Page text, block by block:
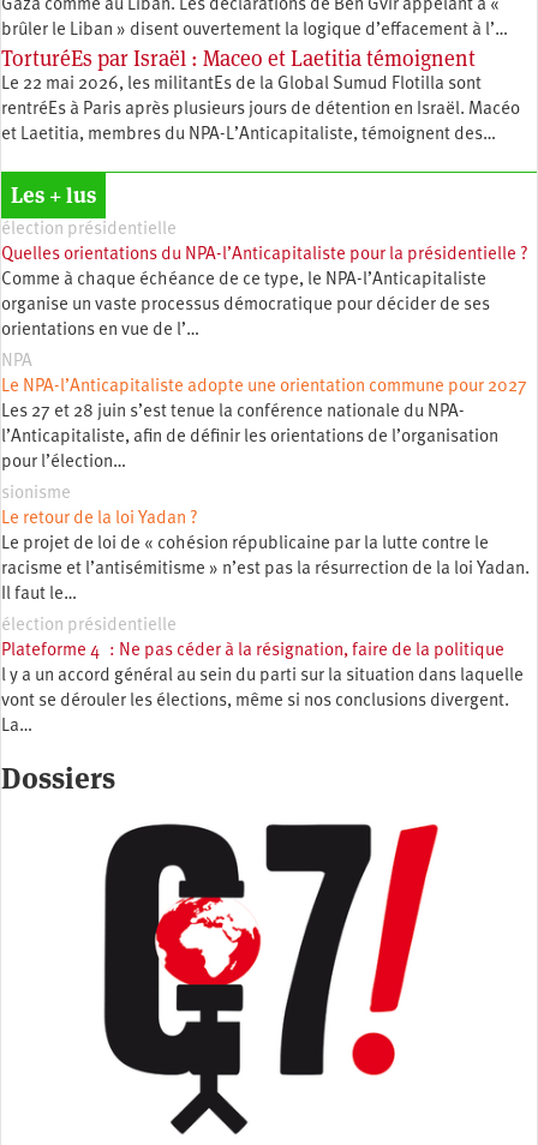
Gaza comme au Liban. Les déclarations de Ben Gvir appelant à «
brûler le Liban » disent ouvertement la logique d’effacement à l’…
TorturéEs par Israël : Maceo et Laetitia témoignent
Le 22 mai 2026, les militantEs de la Global Sumud Flotilla sont
rentréEs à Paris après plusieurs jours de détention en Israël. Macéo
et Laetitia, membres du ‪NPA-L’Anticapitaliste, témoignent des…
Les + lus
élection présidentielle
Quelles orientations du NPA-l’Anticapitaliste pour la présidentielle ?
Comme à chaque échéance de ce type, le NPA-l’Anticapitaliste
organise un vaste processus démocratique pour décider de ses
orientations en vue de l’…
NPA
Le NPA-l’Anticapitaliste adopte une orientation commune pour 2027
Les 27 et 28 juin s’est tenue la conférence nationale du NPA-
l’Anticapitaliste, afin de définir les orientations de l’organisation
pour l’élection…
sionisme
Le retour de la loi Yadan ?
Le projet de loi de « cohésion républicaine par la lutte contre le
racisme et l’antisémitisme » n’est pas la résurrection de la loi Yadan.
Il faut le…
élection présidentielle
Plateforme 4 : Ne pas céder à la résignation, faire de la politique
l y a un accord général au sein du parti sur la situation dans laquelle
vont se dérouler les élections, même si nos conclusions divergent.
La…
Dossiers